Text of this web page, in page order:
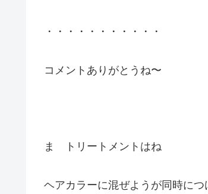
・・・・・・・・・・・
コメントありがとうね〜
ま トリートメントはね
ヘアカラーに混ぜようが同時に